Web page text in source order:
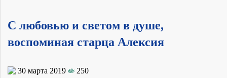
С любовью и светом в душе,
воспоминая старца Алексия
30 марта 2019
250